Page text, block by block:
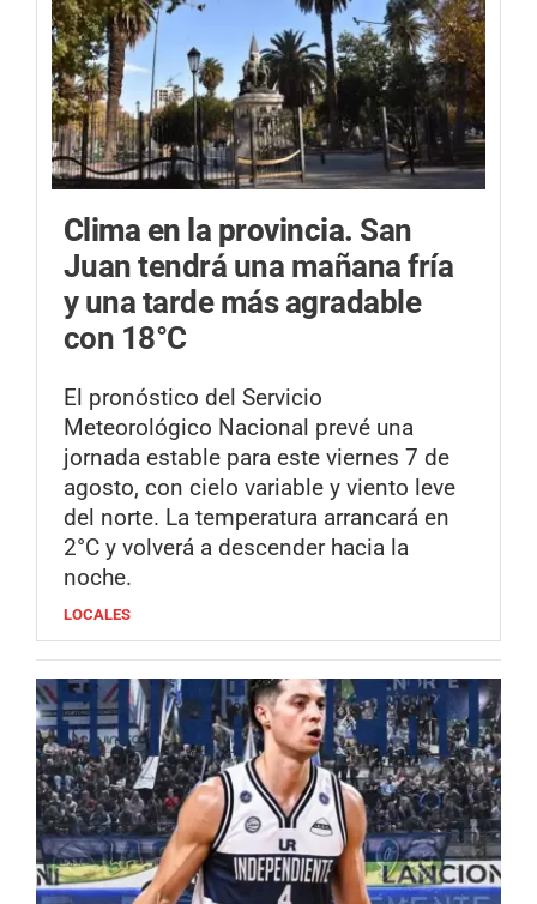
Clima en la provincia. San
Juan tendrá una mañana fría
y una tarde más agradable
con 18°C
El pronóstico del Servicio
Meteorológico Nacional prevé una
jornada estable para este viernes 7 de
agosto, con cielo variable y viento leve
del norte. La temperatura arrancará en
2°C y volverá a descender hacia la
noche.
LOCALES